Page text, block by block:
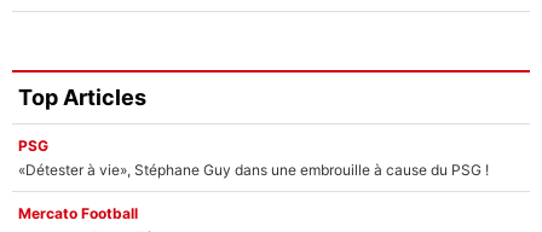
Top Articles
PSG
«Détester à vie», Stéphane Guy dans une embrouille à cause du PSG !
Mercato Football